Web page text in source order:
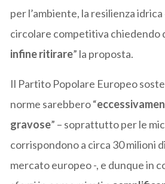
per l’ambiente, la resilienza idrica
circolare competitiva chiedendo
infine ritirare” la proposta.
Il Partito Popolare Europeo
norme sarebbero “
gravose” – soprattutto per le
corrispondono a circa 30 milioni
mercato europeo -, e dunque in